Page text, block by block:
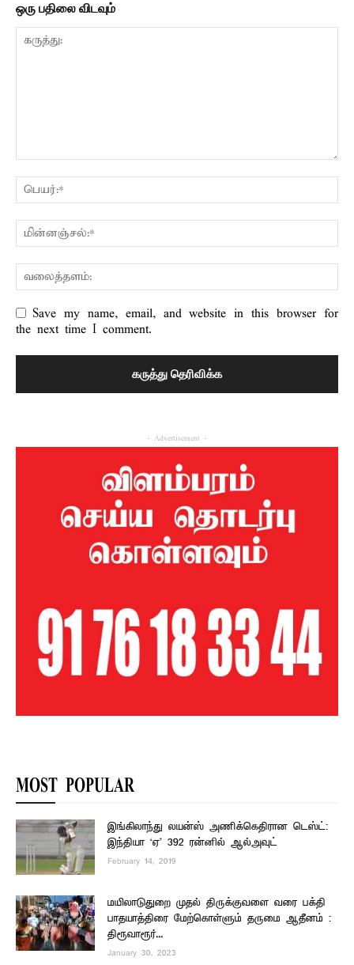
ஒரு பதிலை விடவும்
Save my name, email, and website in this browser for
the next time I comment.
- Advertisement -
MOST POPULAR
இங்கிலாந்து லயன்ஸ் அணிக்கெதிரான டெஸ்ட்:
இந்தியா ‘ஏ’ 392 ரன்னில் ஆல்அவுட்
February 14, 2019
மயிலாடுதுறை முதல் திருக்குவளை வரை பக்தி
பாதயாத்திரை மேற்கொள்ளும் தருமை ஆதீனம் :
திரூவாரூர்...
January 30, 2023